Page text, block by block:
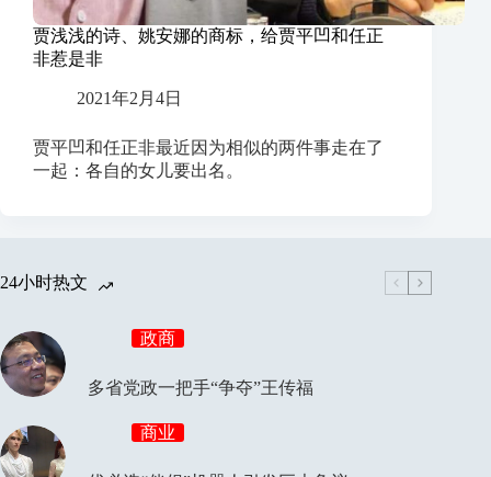
贾浅浅的诗、姚安娜的商标，给贾平凹和任正
非惹是非
2021年2月4日
贾平凹和任正非最近因为相似的两件事走在了
一起：各自的女儿要出名。
24小时热文
政商
多省党政一把手“争夺”王传福
商业